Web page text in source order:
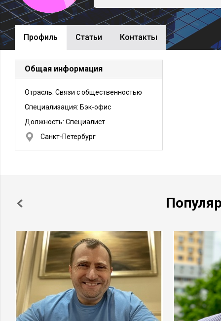
Профиль Cтатьи Контакты
Общая информация
Отрасль: Связи с общественностью
Специализация: Бэк-офис
Должность: Специалист
Санкт-Петербург